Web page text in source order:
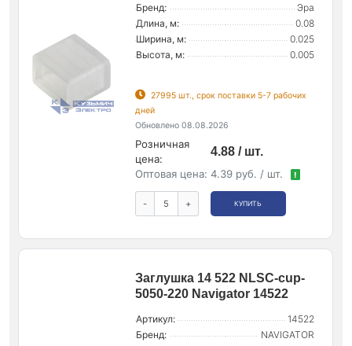
Бренд:
Эра
Длина, м:
0.08
Ширина, м:
0.025
Высота, м:
0.005
27995 шт., срок поставки 5-7 рабочих
дней
Обновлено 08.08.2026
Розничная
цена:
4.88 / шт.
Оптовая цена: 4.39 руб. / шт. !
- + КУПИТЬ
Заглушка 14 522 NLSC-cup-
5050-220 Navigator 14522
Артикул:
14522
Бренд:
NAVIGATOR